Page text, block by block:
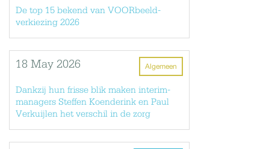
De top 15 bekend van VOORbeeld-
verkiezing 2026
Algemeen
18 May 2026
Dankzij hun frisse blik maken interim-
managers Steffen Koenderink en Paul
Verkuijlen het verschil in de zorg